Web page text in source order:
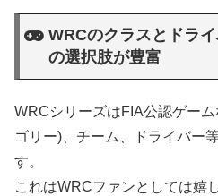
WRCのクラスとドラ
の選択肢が豊富
WRCシリーズはFIA公認ゲー
ゴリー)、チーム、ドライバー
す。
これはWRCファンとしては嬉